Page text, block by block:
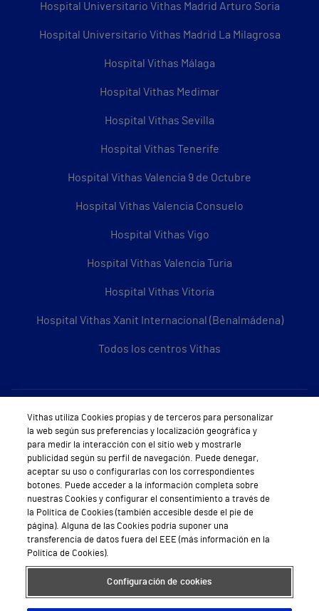
Hospital Universitario Vithas Madrid Arturo Soria
Hospital Universitario Vithas Madrid La Milagrosa
Hospital Vithas Málaga
Hospital Vithas Medimar
Hospital Vithas Sevilla
Hospital Vithas Tenerife
Hospital Vithas Valencia 9 de Octubre
Hospital Vithas Valencia Consuelo
Hospital Vithas Vigo
Hospital Vithas Valencia Turia
Hospital Vithas Vitoria
Hospital Vithas Xanit Internacional (Benalmádena)
Todos los centros Vithas
Sobre Vithas
Quiénes somos
Trabajar en Vithas
Teléfono Cita Médica
Teléfono Atención al Cliente
Política de seguridad y salud en el trabajo
Conoce a Supervita
Vithas utiliza Cookies propias y de terceros para personalizar
la web según sus preferencias y localización geográfica y
para medir la interacción con el sitio web y mostrarle
publicidad según su perfil de navegación. Puede denegar,
aceptar su uso o configurarlas con los correspondientes
botones. Puede acceder a la información completa sobre
nuestras Cookies y configurar el consentimiento a través de
la Política de Cookies (también accesible desde el pie de
página). Alguna de las Cookies podría suponer una
transferencia de datos fuera del EEE (más información en la
Política de Cookies).
Configuración de cookies